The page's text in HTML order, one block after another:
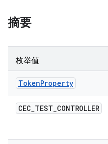
摘要
枚举值
TokenProperty
CEC_TEST_CONTROLLER